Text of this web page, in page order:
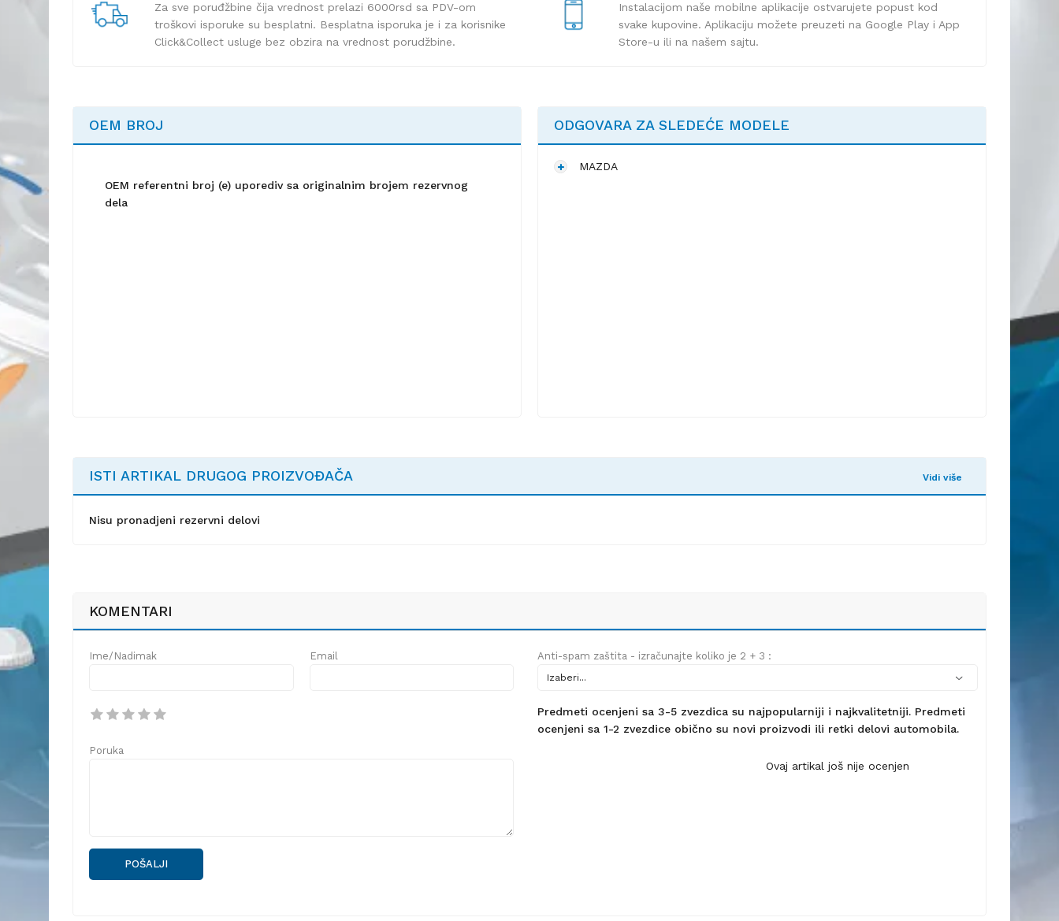
Za sve poruđžbine čija vrednost prelazi 6000rsd sa PDV-om
troškovi isporuke su besplatni. Besplatna isporuka je i za korisnike
Click&Collect usluge bez obzira na vrednost porudžbine.
Instalacijom naše mobilne aplikacije ostvarujete popust kod
svake kupovine. Aplikaciju možete preuzeti na Google Play i App
Store-u ili na našem sajtu.
OEM BROJ
OEM referentni broj (e) uporediv sa originalnim brojem rezervnog
dela
ODGOVARA ZA SLEDEĆE MODELE
MAZDA
ISTI ARTIKAL DRUGOG PROIZVOĐAČA Vidi više
Nisu pronadjeni rezervni delovi
KOMENTARI
Ime/Nadimak Email
Poruka
POŠALJI
Anti-spam zaštita - izračunajte koliko je 2 + 3 :
Predmeti ocenjeni sa 3-5 zvezdica su najpopularniji i najkvalitetniji. Predmeti
ocenjeni sa 1-2 zvezdice obično su novi proizvodi ili retki delovi automobila.
Ovaj artikal još nije ocenjen